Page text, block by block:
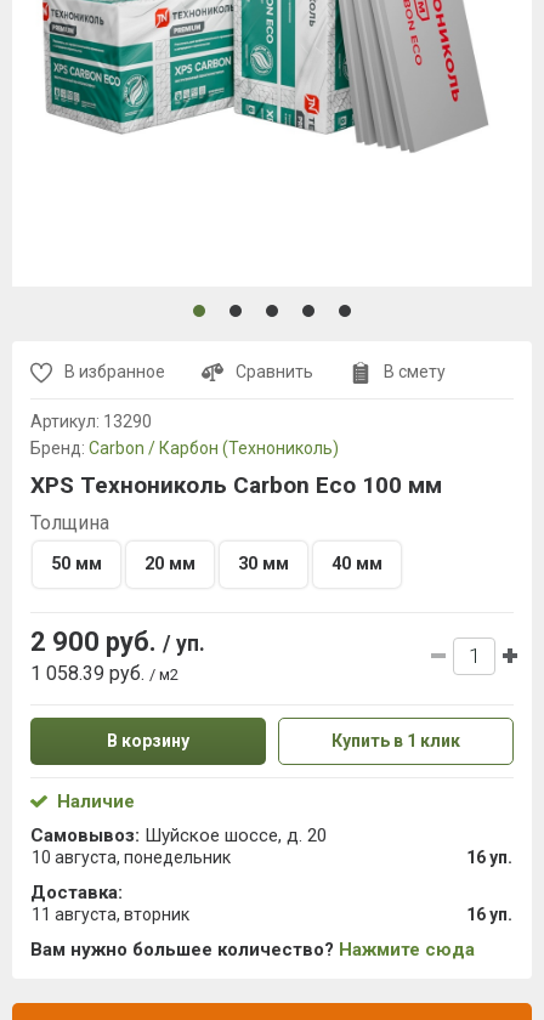
В избранное Сравнить В смету
Артикул: 13290
Бренд: Carbon / Карбон (Технониколь)
XPS Технониколь Carbon Eco 100 мм
Толщина
50 мм 20 мм 30 мм 40 мм
2 900 руб. / уп.
1 058.39 руб. / м2
В корзину Купить в 1 клик
Наличие
Самовывоз: Шуйское шоссе, д. 20
10 августа, понедельник 16 уп.
Доставка:
11 августа, вторник 16 уп.
Вам нужно большее количество? Нажмите сюда